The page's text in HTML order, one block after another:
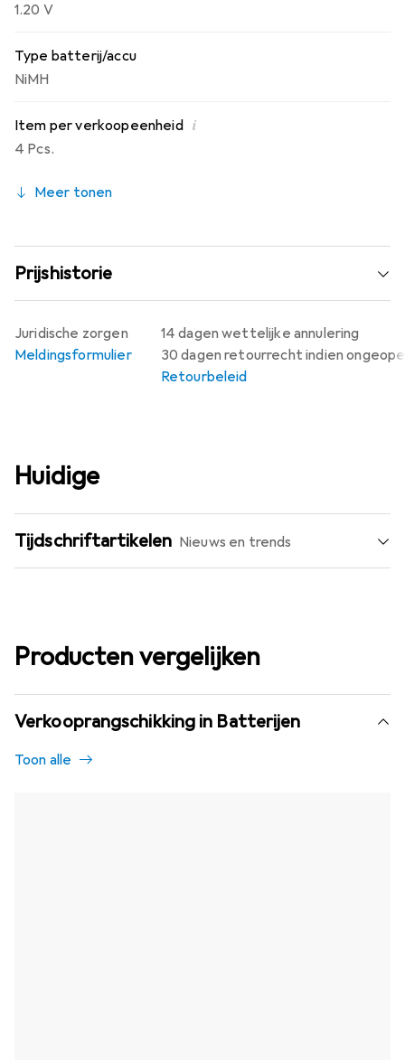
1.20 V
Type batterij/accu
NiMH
Item per verkoopeenheid i
4 Pcs.
Meer tonen
Prijshistorie
14 dagen wettelijke annulering
30 dagen retourrecht indien
Retourbeleid
Juridische zorgen
Meldingsformulier
Huidige
Tijdschriftartikelen Nieuws en trends
Producten vergelijken
Verkooprangschikking in Batterijen
Toon alle